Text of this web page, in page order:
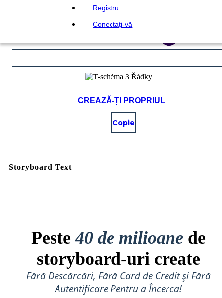
Registru
Conectați-vă
CREAZĂ-ȚI PROPRIUL
Copie
Storyboard Text
Peste40 de milioane de
storyboard-uri create
Fără Descărcări, Fără Card de Credit și Fără
Autentificare Pentru a Încerca!